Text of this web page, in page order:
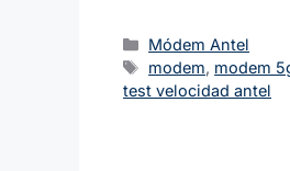
Categorías
Módem Antel
Etiquetas
modem, modem
test velocidad antel